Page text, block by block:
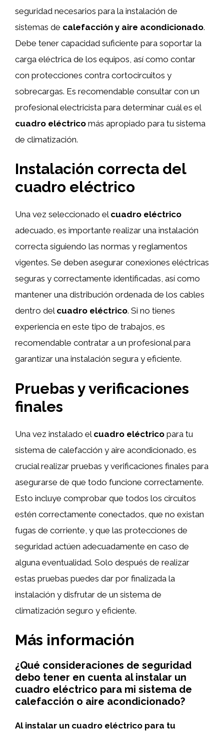
seguridad necesarios para la instalación de
sistemas de calefacción y aire acondicionado.
Debe tener capacidad suficiente para soportar la
carga eléctrica de los equipos, así como contar
con protecciones contra cortocircuitos y
sobrecargas. Es recomendable consultar con un
profesional electricista para determinar cuál es el
cuadro eléctrico más apropiado para tu sistema
de climatización.
Instalación correcta del
cuadro eléctrico
Una vez seleccionado el cuadro eléctrico
adecuado, es importante realizar una instalación
correcta siguiendo las normas y reglamentos
vigentes. Se deben asegurar conexiones eléctricas
seguras y correctamente identificadas, así como
mantener una distribución ordenada de los cables
dentro del cuadro eléctrico. Si no tienes
experiencia en este tipo de trabajos, es
recomendable contratar a un profesional para
garantizar una instalación segura y eficiente.
Pruebas y verificaciones
finales
Una vez instalado el cuadro eléctrico para tu
sistema de calefacción y aire acondicionado, es
crucial realizar pruebas y verificaciones finales para
asegurarse de que todo funcione correctamente.
Esto incluye comprobar que todos los circuitos
estén correctamente conectados, que no existan
fugas de corriente, y que las protecciones de
seguridad actúen adecuadamente en caso de
alguna eventualidad. Solo después de realizar
estas pruebas puedes dar por finalizada la
instalación y disfrutar de un sistema de
climatización seguro y eficiente.
Más información
¿Qué consideraciones de seguridad
debo tener en cuenta al instalar un
cuadro eléctrico para mi sistema de
calefacción o aire acondicionado?
Al instalar un cuadro eléctrico para tu